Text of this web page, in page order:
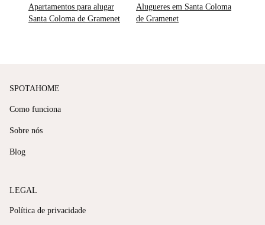
Apartamentos para alugar
Santa Coloma de Gramenet
Alugueres em Santa Coloma
de Gramenet
SPOTAHOME
Como funciona
Sobre nós
Blog
LEGAL
Política de privacidade